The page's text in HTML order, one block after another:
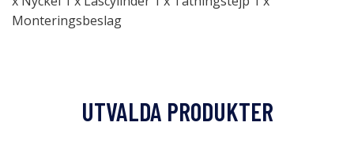
Monteringsbeslag
UTVALDA PRODUKTER